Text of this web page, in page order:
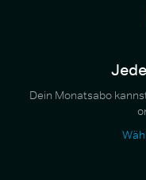
Dein Monatsabo